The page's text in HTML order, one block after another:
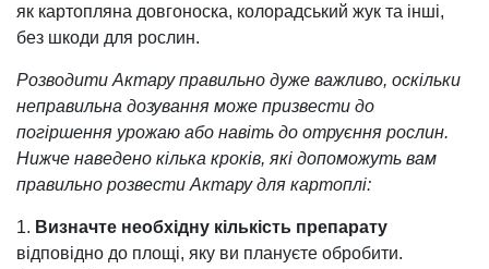
як картопляна довгоноска, колорадський жук та інші,
без шкоди для рослин.
Розводити Актару правильно дуже важливо, оскільки
неправильна дозування може призвести до
погіршення урожаю або навіть до отруєння рослин.
Нижче наведено кілька кроків, які допоможуть вам
правильно розвести Актару для картоплі:
1. Визначте необхідну кількість препарату
відповідно до площі, яку ви плануєте обробити.